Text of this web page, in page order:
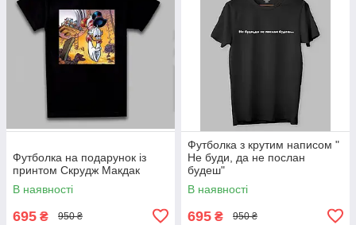
Футболка на подарунок із
принтом Скрудж Макдак
В наявності
695 ₴ 950 ₴
Футболка з крутим написом "
Не буди, да не послан
будеш"
В наявності
695 ₴ 950 ₴